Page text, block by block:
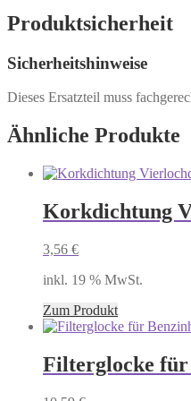
Produktsicherheit
Sicherheitshinweise
Dieses Ersatzteil muss
Ähnliche Produkte
Korkdichtung
3,56 €
inkl. 19 % MwSt.
Zum Produkt
Filterglocke für